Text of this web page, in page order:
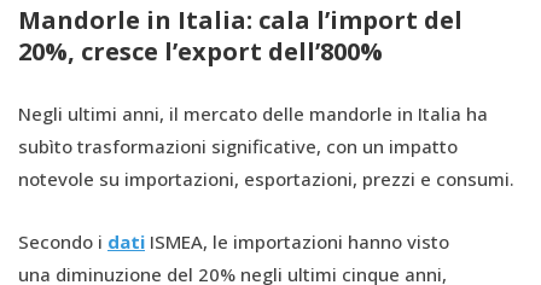
Mandorle in Italia: cala l’import del
20%, cresce l’export dell’800%
Negli ultimi anni, il mercato delle mandorle in Italia ha
subìto trasformazioni significative, con un impatto
notevole su importazioni, esportazioni, prezzi e consumi.
Secondo i dati ISMEA, le importazioni hanno visto
una diminuzione del 20% negli ultimi cinque anni,